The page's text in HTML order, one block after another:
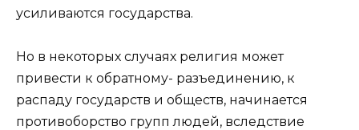
усиливаются государства.
Но в некоторых случаях религия может
привести к обратному- разъединению, к
распаду государств и обществ, начинается
противоборство групп людей, вследствие